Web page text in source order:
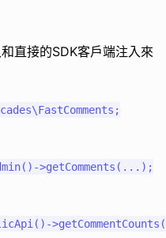
直接的SDK客戶端注入來
>getComments(...);